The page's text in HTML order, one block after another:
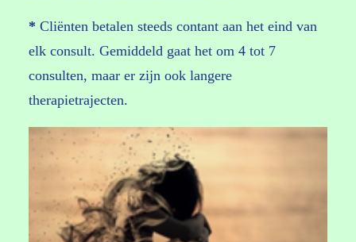
* Cliënten betalen steeds contant aan het eind van
elk consult. Gemiddeld gaat het om 4 tot 7
consulten, maar er zijn ook langere
therapietrajecten.